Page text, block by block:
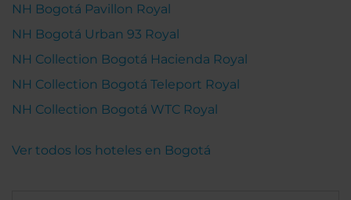
NH Bogotá Pavillon Royal
NH Bogotá Urban 93 Royal
NH Collection Bogotá Hacienda Royal
NH Collection Bogotá Teleport Royal
NH Collection Bogotá WTC Royal
Ver todos los hoteles en Bogotá